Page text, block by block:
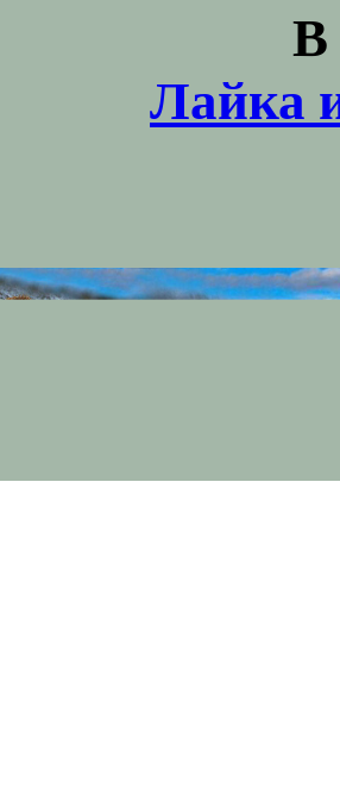
В
Лайка